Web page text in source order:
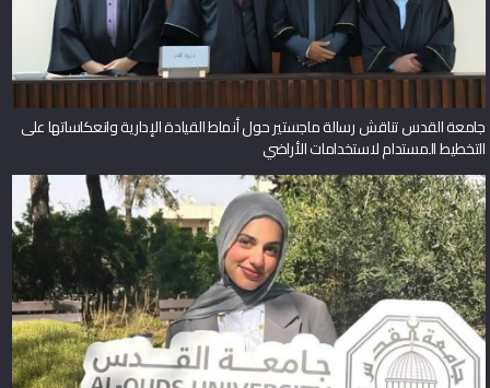
جامعة القدس تناقش رسالة ماجستير حول أنماط القيادة الإدارية وانعكاساتها على
التخطيط المستدام لاستخدامات الأراضي